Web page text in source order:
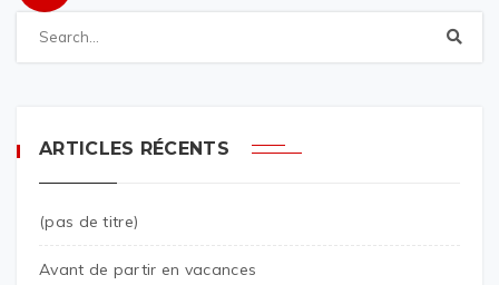
ARTICLES RÉCENTS
(pas de titre)
Avant de partir en vacances